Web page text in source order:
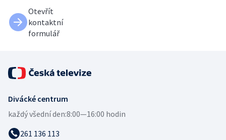
Otevřít
kontaktní
formulář
Divácké centrum
každý všední den:8:00—16:00 hodin
261 136 113